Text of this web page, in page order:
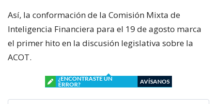
Así, la conformación de la Comisión Mixta de
Inteligencia Financiera para el 19 de agosto marca
el primer hito en la discusión legislativa sobre la
ACOT.
¿ENCONTRASTE UN
ERROR?
AVÍSANOS